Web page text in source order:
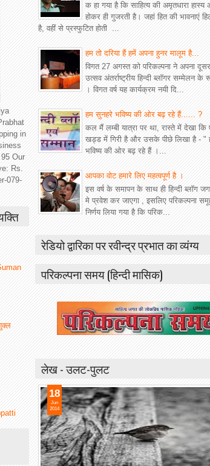
क हा गया है कि साहित्य की अमृतधारा
होकर ही गुजरती है। जहां हित की भावनाएं
है, वहीं से प्रस्फुटित होती ...
हम तो दरिया हैं हमें अपना हुनर मालूम है...
विगत 27 अगस्त को परिकल्पना ने अपना
उत्सव अंतर्राष्ट्रीय हिन्दी ब्लॉगर सम्मेलन के
। विगत वर्ष यह कार्यक्रम नयी दि...
हम सुनहरे भविष्य की ओर बढ़ रहे हैं...... ?
कल मैं लम्बी यात्रा पर था, रास्ते में देखा
खड्ड में गिरी है और उसके पीछे लिखा है - "
भविष्य की ओर बढ़ रहे हैं ।...
आपका वोट हमारे लिए महत्वपूर्ण है ।
इस वर्ष के समापन के साथ ही हिन्दी ब्लॉग
मे प्रवेश कर जाएगा , इसलिए परिकल्पना
निर्णय लिया गया है कि परिक...
रेडियो द्वारिका पर रवीन्द्र प्रभात का व्यंग्य
परिकल्पना समय (हिन्दी मासिक)
लेख - उलट-पुलट
18
Jun
2014
in
Our
Rs.
079-